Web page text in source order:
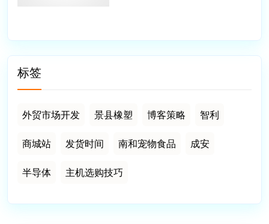
标签
外贸市场开发 景县橡塑 博客策略 智利
商城站 发货时间 南和宠物食品 成安
半导体 主机选购技巧